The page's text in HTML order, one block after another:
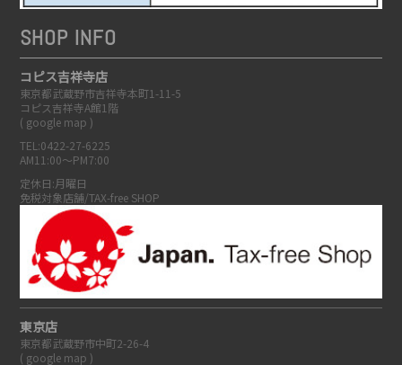
SHOP INFO
コピス吉祥寺店
東京都武蔵野市吉祥寺本町1-11-5
コピス吉祥寺A館1階
( google map )
TEL:0422-27-6225
AM11:00～PM7:00
定休日:月曜日
免税対象店舗/TAX-free SHOP
東京店
東京都武蔵野市中町2-26-4
( google map )